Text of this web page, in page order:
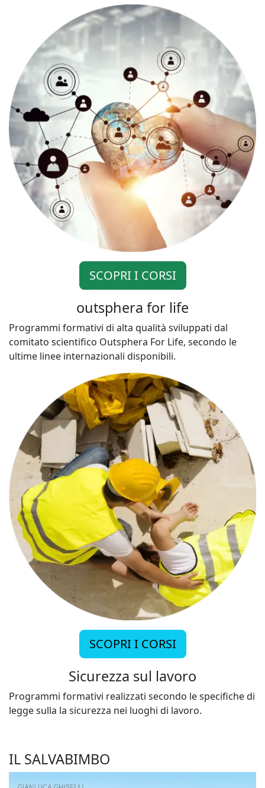
SCOPRI I CORSI
outsphera for life
Programmi formativi di alta qualità sviluppati dal
comitato scientifico Outsphera For Life, secondo le
ultime linee internazionali disponibili.
SCOPRI I CORSI
Sicurezza sul lavoro
Programmi formativi realizzati secondo le specifiche di
legge sulla la sicurezza nei luoghi di lavoro.
IL SALVABIMBO